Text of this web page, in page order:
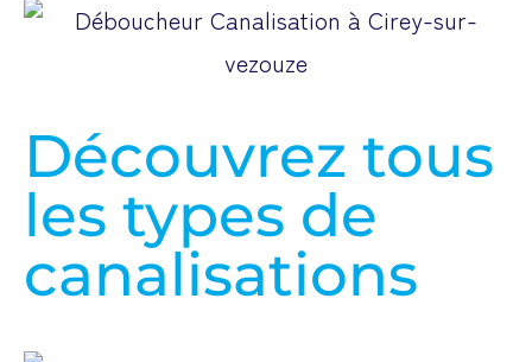
Découvrez tous
les types de
canalisations